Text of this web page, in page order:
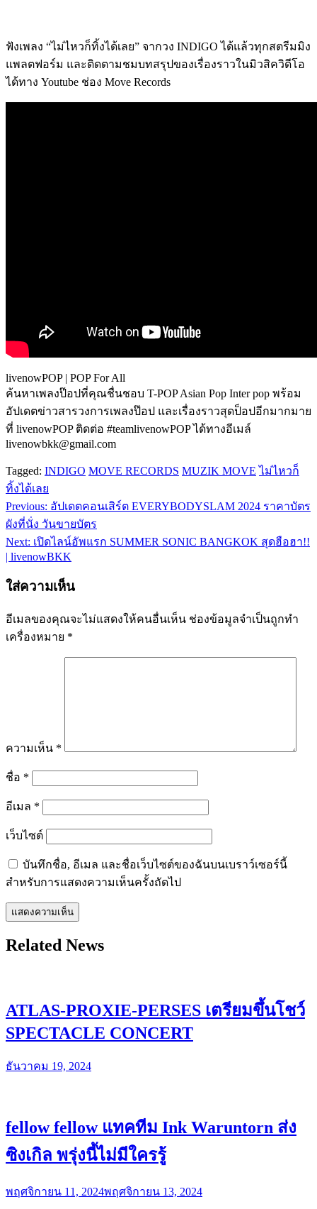
ฟังเพลง “ไม่ไหวก็ทิ้งได้เลย” จากวง INDIGO ได้แล้วทุกสตรีมมิง
แพลตฟอร์ม และติดตามชมบทสรุปของเรื่องราวในมิวสิควิดีโอ
ได้ทาง Youtube ช่อง Move Records
livenowPOP | POP For All
ค้นหาเพลงป๊อปที่คุณชื่นชอบ T-POP Asian Pop Inter pop พร้อม
อัปเดตข่าวสารวงการเพลงป๊อป และเรื่องราวสุดป็อปอีกมากมาย
ที่ livenowPOP ติดต่อ #teamlivenowPOP ได้ทางอีเมล์
livenowbkk@gmail.com
Tagged: INDIGO MOVE RECORDS MUZIK MOVE ไม่ไหวก็
ทิ้งได้เลย
แนะแนว
เรื่อง
Previous: อัปเดตคอนเสิร์ต EVERYBODYSLAM 2024 ราคาบัตร
ผังที่นั่ง วันขายบัตร
Next: เปิดไลน์อัพแรก SUMMER SONIC BANGKOK สุดฮือฮา!!
| livenowBKK
ใส่ความเห็น
อีเมลของคุณจะไม่แสดงให้คนอื่นเห็น ช่องข้อมูลจำเป็นถูกทำ
เครื่องหมาย *
ความเห็น *
ชื่อ *
อีเมล *
เว็บไซต์
บันทึกชื่อ, อีเมล และชื่อเว็บไซต์ของฉันบนเบราว์เซอร์นี้
สำหรับการแสดงความเห็นครั้งถัดไป
Related News
ATLAS-PROXIE-PERSES เตรียมขึ้นโชว์
SPECTACLE CONCERT
ธันวาคม 19, 2024
fellow fellow แทคทีม Ink Waruntorn ส่ง
ซิงเกิล พรุ่งนี้ไม่มีใครรู้
พฤศจิกายน 11, 2024พฤศจิกายน 13, 2024